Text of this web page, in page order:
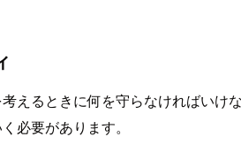
えるときに何を守らなければい
必要があります。